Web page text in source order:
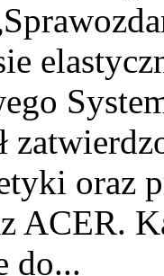
oraz
ACER.
do...